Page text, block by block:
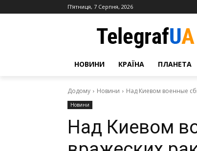
П’ятниця, 7 Серпня, 2026
НОВИНИ КРАЇНА ПЛАНЕТА
Додому Новини Над Киевом военные
Новини
Над Киевом